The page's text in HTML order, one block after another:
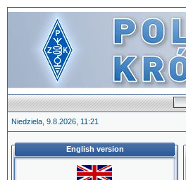
Niedziela, 9.8.2026, 11:21
English version